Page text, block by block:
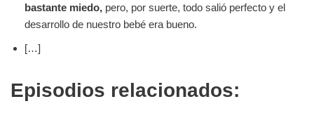
bastante miedo, pero, por suerte, todo salió perfecto y el
desarrollo de nuestro bebé era bueno.
[…]
Episodios relacionados: